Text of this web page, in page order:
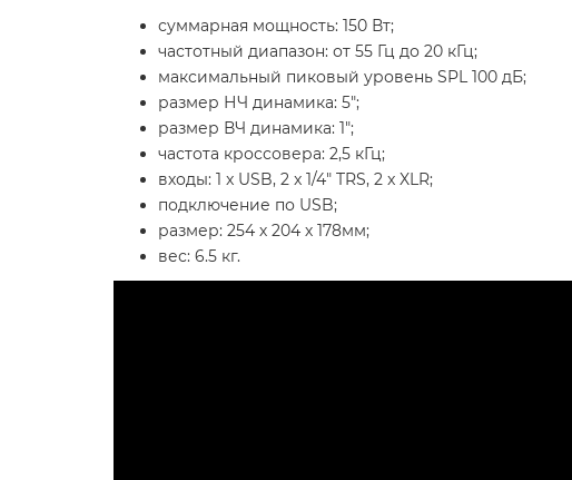
суммарная мощность: 150 Вт;
частотный диапазон: от 55 Гц до 20 кГц;
максимальный пиковый уровень SPL 100 дБ;
размер НЧ динамика: 5";
размер ВЧ динамика: 1";
частота кроссовера: 2,5 кГц;
входы: 1 x USB, 2 x 1/4" TRS, 2 x XLR;
подключение по USB;
размер: 254 х 204 х 178мм;
вес: 6.5 кг.